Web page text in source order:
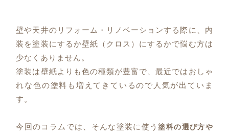
壁や天井のリフォーム・リノベーションする際に、内
装を塗装にするか壁紙（クロス）にするかで悩む方は
少なくありません。
塗装は壁紙よりも色の種類が豊富で、最近ではおしゃ
れな色の塗料も増えてきているので人気が出ていま
す。
今回のコラムでは、そんな塗装に使う塗料の選び方や